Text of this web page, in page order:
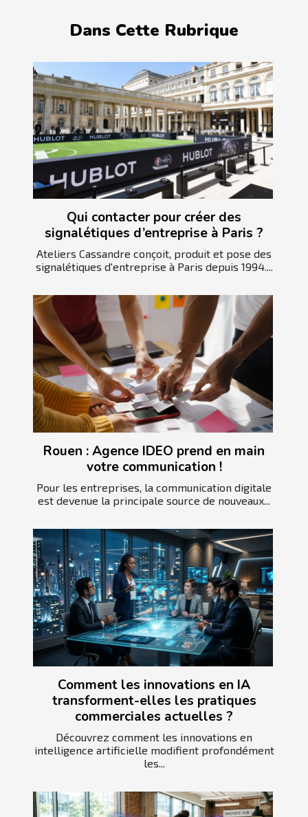
Dans Cette Rubrique
Qui contacter pour créer des
signalétiques d’entreprise à Paris ?
Ateliers Cassandre conçoit, produit et pose des
signalétiques d'entreprise à Paris depuis 1994....
Rouen : Agence IDEO prend en main
votre communication !
Pour les entreprises, la communication digitale
est devenue la principale source de nouveaux...
Comment les innovations en IA
transforment-elles les pratiques
commerciales actuelles ?
Découvrez comment les innovations en
intelligence artificielle modifient profondément
les...